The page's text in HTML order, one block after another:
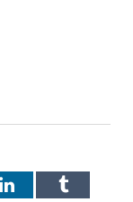
LinkedInTumblr